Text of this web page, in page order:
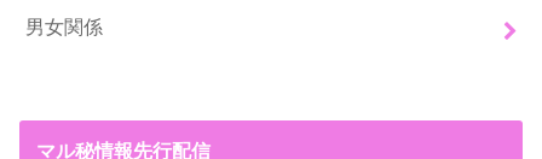
男女関係
マル秘情報先行配信